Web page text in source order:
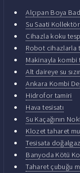
Alçıpan Boya
Su Saati
Cihazla koku
Robot cihazlarla
Makinayla kombi
Alt daireye su
Ankara Kombi
Hidrofor tamiri
Hava tesisatı
Su Kaçağının
Klozet taharet
Tesisata
Banyoda Kötü
Taharet çubuğu